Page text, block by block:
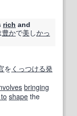
rich and
豊かで美 しかっ
を くっつける発
bringing
shape the